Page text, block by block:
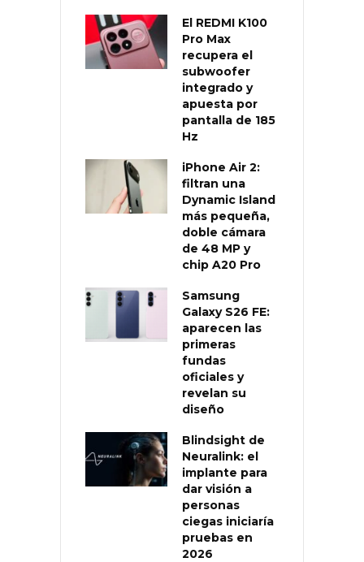
El REDMI K100
Pro Max
recupera el
subwoofer
integrado y
apuesta por
pantalla de 185
Hz
iPhone Air 2:
filtran una
Dynamic Island
más pequeña,
doble cámara
de 48 MP y
chip A20 Pro
Samsung
Galaxy S26 FE:
aparecen las
primeras
fundas
oficiales y
revelan su
diseño
Blindsight de
Neuralink: el
implante para
dar visión a
personas
ciegas iniciaría
pruebas en
2026